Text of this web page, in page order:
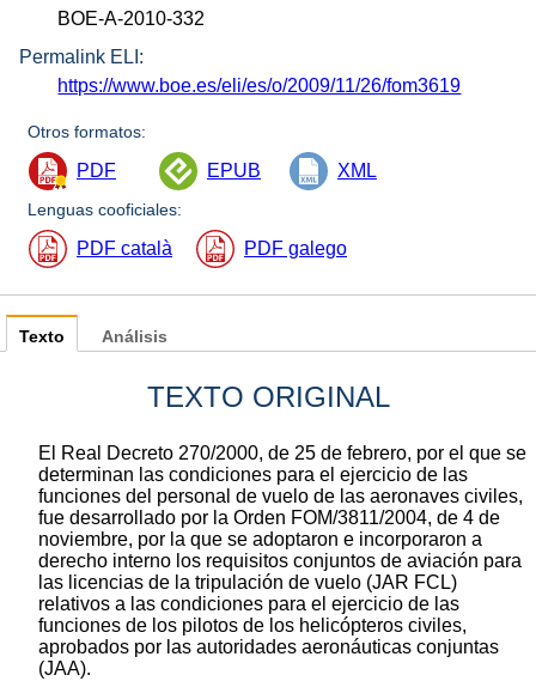
BOE-A-2010-332
Permalink ELI:
https://www.boe.es/eli/es/o/2009/11/26/fom3619
Otros formatos:
PDF EPUB XML
Lenguas cooficiales:
PDF català PDF galego
Texto
TEXTO ORIGINAL
El Real Decreto 270/2000, de 25 de febrero, por el que se
determinan las condiciones para el ejercicio de las
funciones del personal de vuelo de las aeronaves civiles,
fue desarrollado por la Orden FOM/3811/2004, de 4 de
noviembre, por la que se adoptaron e incorporaron a
derecho interno los requisitos conjuntos de aviación para
las licencias de la tripulación de vuelo (JAR FCL)
relativos a las condiciones para el ejercicio de las
funciones de los pilotos de los helicópteros civiles,
aprobados por las autoridades aeronáuticas conjuntas
(JAA).
Análisis